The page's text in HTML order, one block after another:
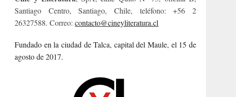
Santiago Centro, Santiago, Chile, teléfono: +56 2
26327588. Correo:contacto@cineyliteratura.cl
Fundado en la ciudad de Talca, capital del Maule, el 15 de
agosto de 2017.